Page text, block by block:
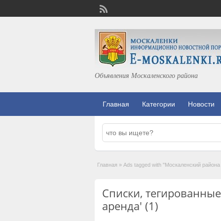
Объявления Москаленского района
Главная Категории Новости
Главная » Ads tagged with "Москаленский
Списки,
аренда' (1)